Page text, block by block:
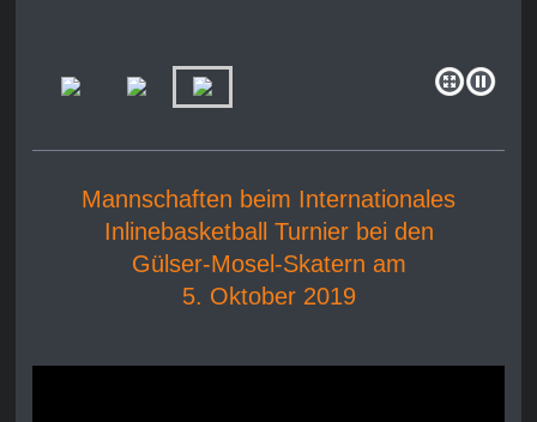
Mannschaften beim Internationales
Inlinebasketball Turnier bei den
Gülser-Mosel-Skatern am
5. Oktober 2019